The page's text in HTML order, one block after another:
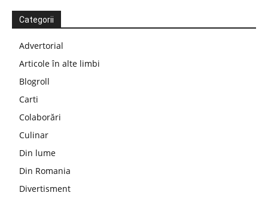
Categorii
Advertorial
Articole în alte limbi
Blogroll
Carti
Colaborări
Culinar
Din lume
Din Romania
Divertisment